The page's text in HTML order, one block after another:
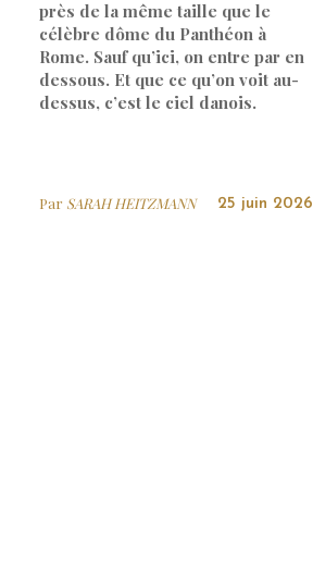
près de la même taille que le
célèbre dôme du Panthéon à
Rome. Sauf qu’ici, on entre par en
dessous. Et que ce qu’on voit au-
dessus, c’est le ciel danois.
Par SARAH HEITZMANN 25 juin 2026